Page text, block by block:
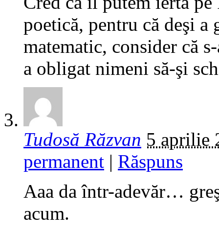
poetică, pentru că deşi a
matematic, consider că
a obligat nimeni să-şi
Tudosă Răzvan 5 aprilie
permanent | Răspuns
Aaa da într-adevăr…
acum.